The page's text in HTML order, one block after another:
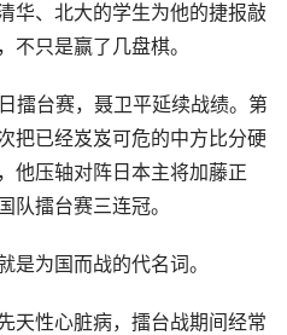
华、北大的学生为他的捷报敲
不只是赢了几盘棋。
擂台赛，聂卫平延续战绩。第
把已经岌岌可危的中方比分硬
他压轴对阵日本主将加藤正
队擂台赛三连冠。
是为国而战的代名词。
天性心脏病，擂台战期间经常